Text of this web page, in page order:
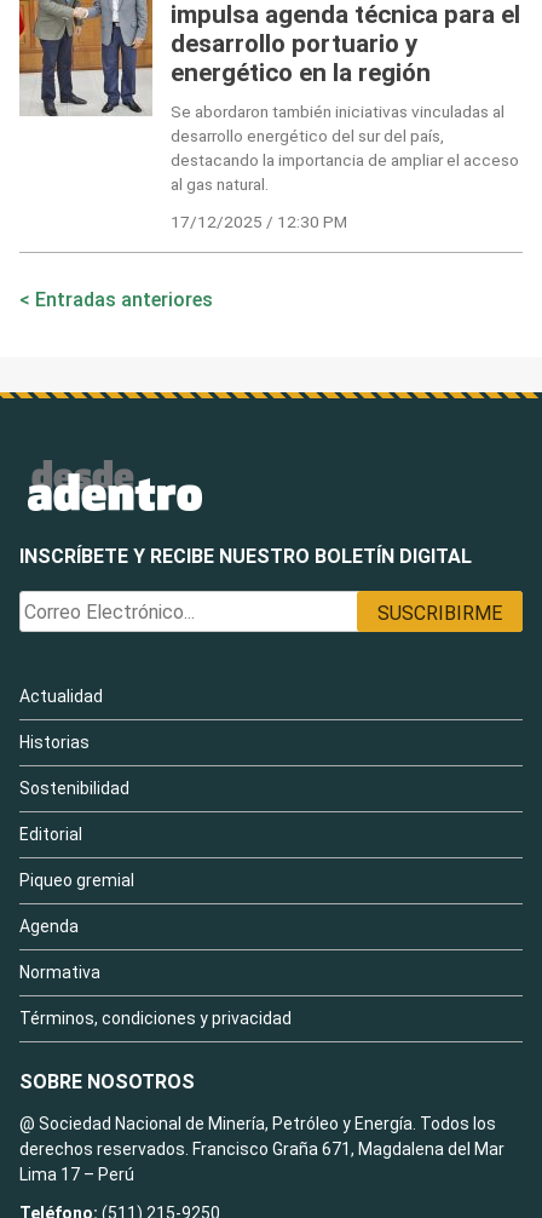
impulsa agenda técnica para el
desarrollo portuario y
energético en la región
Se abordaron también iniciativas vinculadas al
desarrollo energético del sur del país,
destacando la importancia de ampliar el acceso
al gas natural.
17/12/2025 / 12:30 PM
Navegación
Entradas anteriores
INSCRÍBETE Y RECIBE NUESTRO BOLETÍN DIGITAL
Actualidad
Historias
Sostenibilidad
Editorial
Piqueo gremial
Agenda
Normativa
Términos, condiciones y privacidad
SOBRE NOSOTROS
@ Sociedad Nacional de Minería, Petróleo y Energía. Todos los
derechos reservados. Francisco Graña 671, Magdalena del Mar
Lima 17 – Perú
Teléfono: (511) 215-9250